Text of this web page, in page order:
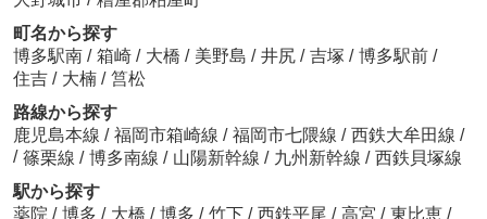
町名から探す
博多駅南 / 箱崎 / 大橋 / 美野島 / 井尻 / 吉塚 / 博多駅前 /
住吉 / 大楠 / 筥松
路線から探す
鹿児島本線 / 福岡市箱崎線 / 福岡市七隈線 / 西鉄大牟田線 /
/ 篠栗線 / 博多南線 / 山陽新幹線 / 九州新幹線 / 西鉄貝塚線
駅から探す
薬院 / 博多 / 大橋 / 博多 / 竹下 / 西鉄平尾 / 高宮 / 東比恵 /